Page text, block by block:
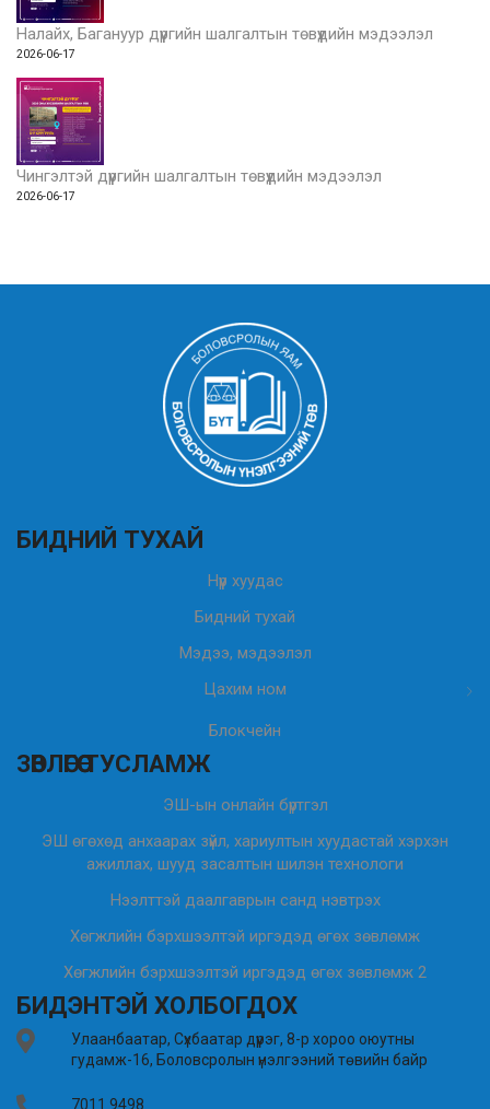
Налайх, Багануур дүүргийн шалгалтын төвүүдийн мэдээлэл
2026-06-17
Чингэлтэй дүүргийн шалгалтын төвүүдийн мэдээлэл
2026-06-17
БИДНИЙ ТУХАЙ
Нүүр хуудас
Бидний тухай
Мэдээ, мэдээлэл
Цахим ном
Блокчейн
ЗӨВЛӨГӨӨ ТУСЛАМЖ
ЭШ-ын онлайн бүртгэл
ЭШ өгөхөд анхаарах зүйл, хариултын хуудастай хэрхэн
ажиллах, шууд засалтын шилэн технологи
Нээлттэй даалгаврын санд нэвтрэх
Хөгжлийн бэрхшээлтэй иргэдэд өгөх зөвлөмж
Хөгжлийн бэрхшээлтэй иргэдэд өгөх зөвлөмж 2
БИДЭНТЭЙ ХОЛБОГДОХ
Улаанбаатар, Сүхбаатар дүүрэг, 8-р хороо оюутны
гудамж-16, Боловсролын үнэлгээний төвийн байр
7011 9498